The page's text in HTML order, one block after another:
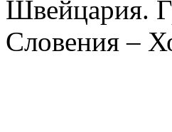
Швейцария.
Словения –